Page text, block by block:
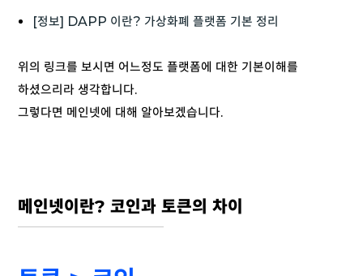
[정보] DAPP 이란? 가상화폐 플랫폼 기본 정리
위의 링크를 보시면 어느정도 플랫폼에 대한 기본이해를
하셨으리라 생각합니다.
그렇다면 메인넷에 대해 알아보겠습니다.
메인넷이란? 코인과 토큰의 차이